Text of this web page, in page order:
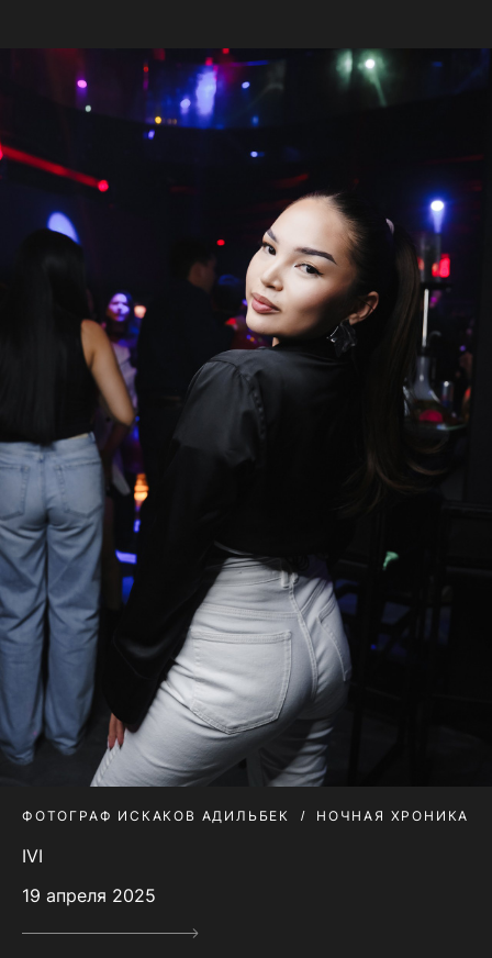
ФОТОГРАФ ИСКАКОВ АДИЛЬБЕК НОЧНАЯ ХРОНИКА
IVI
19 апреля 2025